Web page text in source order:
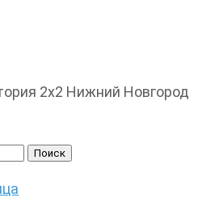
2х2 Нижний Новгород